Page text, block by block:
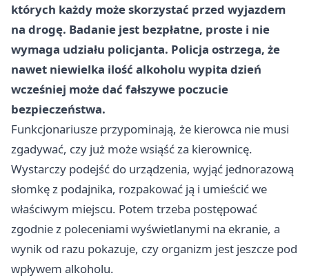
których każdy może skorzystać przed wyjazdem
na drogę. Badanie jest bezpłatne, proste i nie
wymaga udziału policjanta. Policja ostrzega, że
nawet niewielka ilość alkoholu wypita dzień
wcześniej może dać fałszywe poczucie
bezpieczeństwa.
Funkcjonariusze przypominają, że kierowca nie musi
zgadywać, czy już może wsiąść za kierownicę.
Wystarczy podejść do urządzenia, wyjąć jednorazową
słomkę z podajnika, rozpakować ją i umieścić we
właściwym miejscu. Potem trzeba postępować
zgodnie z poleceniami wyświetlanymi na ekranie, a
wynik od razu pokazuje, czy organizm jest jeszcze pod
wpływem alkoholu.